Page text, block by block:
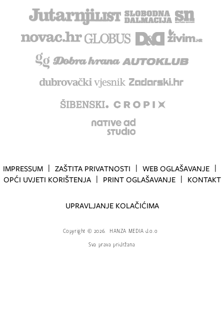
IMPRESSUM ZAŠTITA PRIVATNOSTI
WEB OGLAŠAVANJE
OPĆI UVJETI KORIŠTENJA
PRINT OGLAŠAVANJE KONTAKT
UPRAVLJANJE KOLAČIĆIMA
Copyright © 2026.
HANZA MEDIA d.o.o
Sva prava pridržana